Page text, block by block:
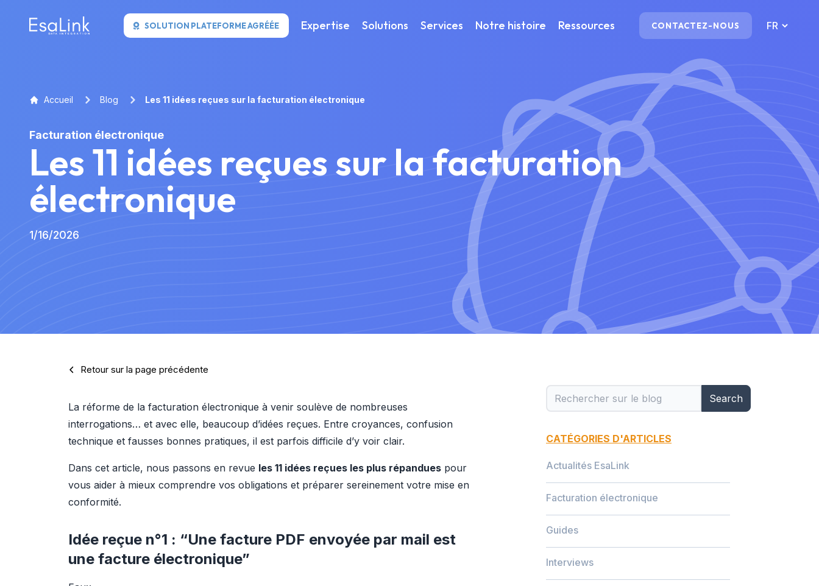
SOLUTION PLATEFORME AGRÉÉE Expertise Solutions Services Notre histoire Ressources CONTACTEZ-NOUS
Accueil Blog Les 11 idées reçues sur la facturation électronique
Facturation électronique
Les 11 idées reçues sur la facturation
électronique
1/16/2026
Retour sur la page précédente
La réforme de la facturation électronique à venir soulève de nombreuses
interrogations… et avec elle, beaucoup d’idées reçues. Entre croyances, confusion
technique et fausses bonnes pratiques, il est parfois difficile d’y voir clair.
Dans cet article, nous passons en revue les 11 idées reçues les plus répandues pour
vous aider à mieux comprendre vos obligations et préparer sereinement votre mise en
conformité.
Idée reçue n°1 : “Une facture PDF envoyée par mail est
une facture électronique”
Search
CATÉGORIES D'ARTICLES
Actualités EsaLink
Facturation électronique
Guides
Interviews